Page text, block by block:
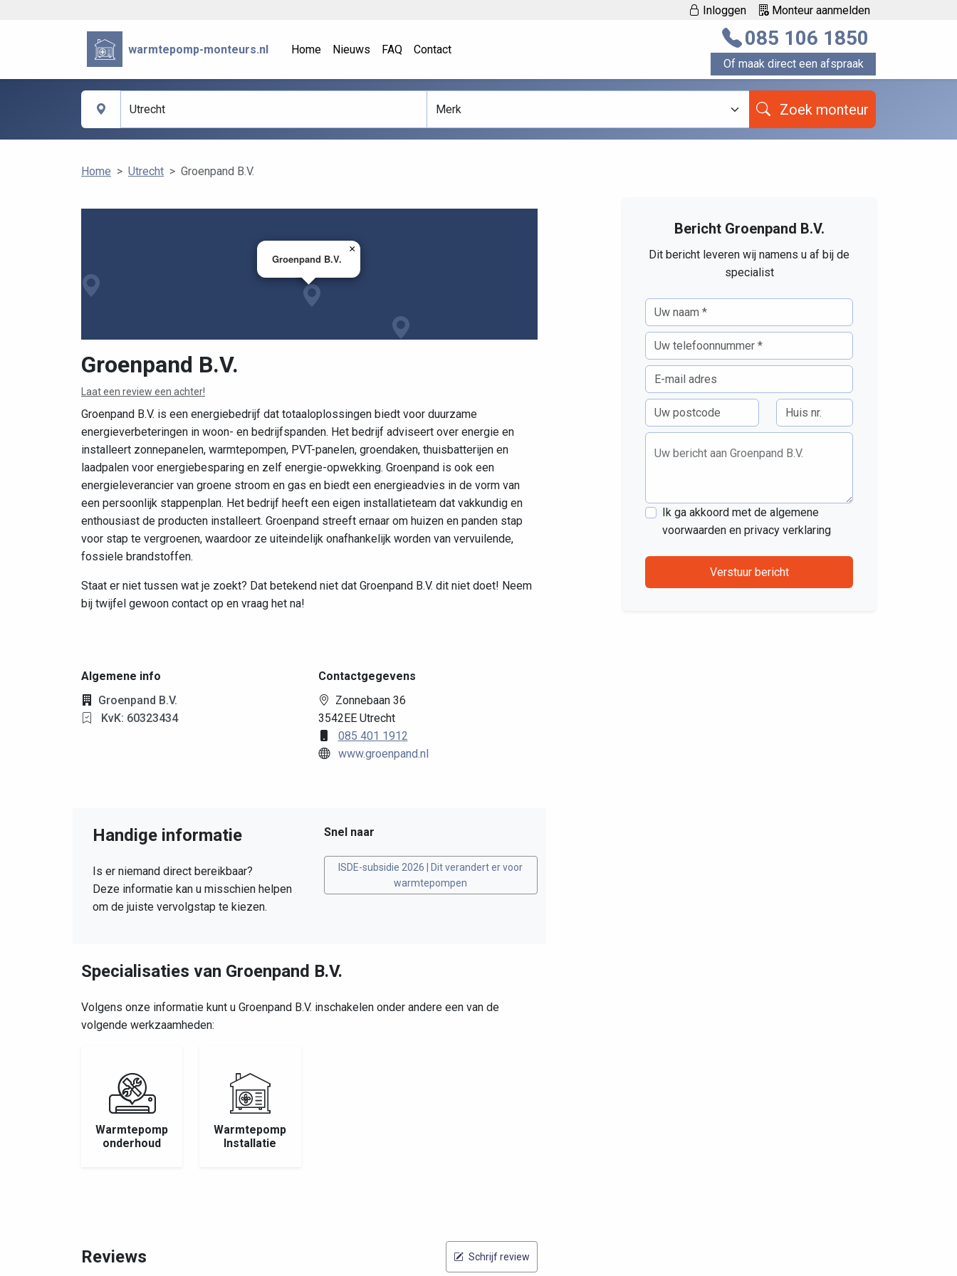
Inloggen Monteur aanmelden
warmtepomp-monteurs.nl Home Nieuws FAQ Contact 085 106 1850
Of maak direct een afspraak
Zoek monteur
Home Utrecht Groenpand B.V.
Groenpand B.V.
×
Groenpand B.V.
Laat een review een achter!
Groenpand B.V. is een energiebedrijf dat totaaloplossingen biedt voor duurzame
energieverbeteringen in woon- en bedrijfspanden. Het bedrijf adviseert over energie en
installeert zonnepanelen, warmtepompen, PVT-panelen, groendaken, thuisbatterijen en
laadpalen voor energiebesparing en zelf energie-opwekking. Groenpand is ook een
energieleverancier van groene stroom en gas en biedt een energieadvies in de vorm van
een persoonlijk stappenplan. Het bedrijf heeft een eigen installatieteam dat vakkundig en
enthousiast de producten installeert. Groenpand streeft ernaar om huizen en panden stap
voor stap te vergroenen, waardoor ze uiteindelijk onafhankelijk worden van vervuilende,
fossiele brandstoffen.
Staat er niet tussen wat je zoekt? Dat betekend niet dat Groenpand B.V. dit niet doet! Neem
bij twijfel gewoon contact op en vraag het na!
Algemene info
Groenpand B.V.
KvK: 60323434
Contactgegevens
Zonnebaan 36
3542EE Utrecht
085 401 1912
www.groenpand.nl
Handige informatie
Is er niemand direct bereikbaar?
Deze informatie kan u misschien helpen
om de juiste vervolgstap te kiezen.
Snel naar
ISDE-subsidie 2026 | Dit verandert er voor
warmtepompen
Specialisaties van Groenpand B.V.
Volgens onze informatie kunt u Groenpand B.V. inschakelen onder andere een van de
volgende werkzaamheden:
Warmtepomp
onderhoud
Warmtepomp
Installatie
Reviews Schrijf review
Bericht Groenpand B.V.
Dit bericht leveren wij namens u af bij de
specialist
Uw bericht aan Groenpand B.V.
Ik ga akkoord met de algemene
voorwaarden en privacy verklaring
Verstuur bericht